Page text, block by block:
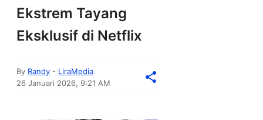
Ekstrem Tayang
Eksklusif di Netflix
By Randy - LiraMedia
26 Januari 2026, 9:21 AM